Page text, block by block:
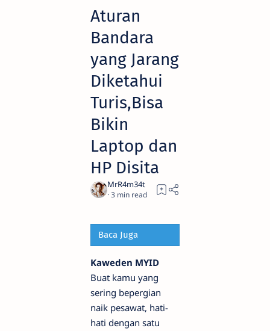
Aturan
Bandara
yang Jarang
Diketahui
Turis,Bisa
Bikin
Laptop dan
HP Disita
3
Baca Juga
Kaweden MYID
Buat kamu yang
sering bepergian
naik pesawat, hati-
hati dengan satu